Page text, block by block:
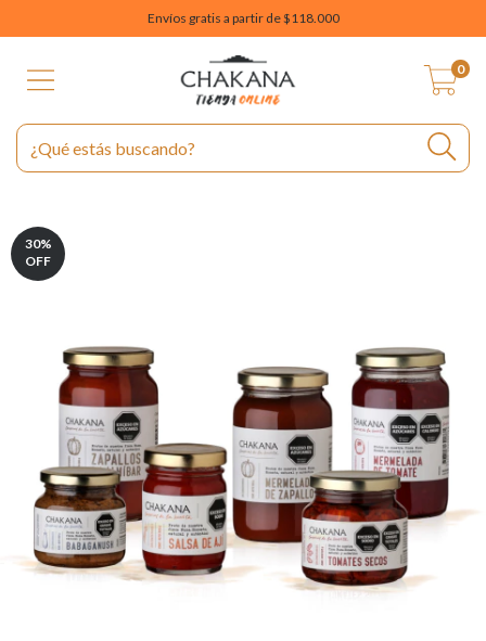
Envíos gratis a partir de $118.000
0
30%
OFF